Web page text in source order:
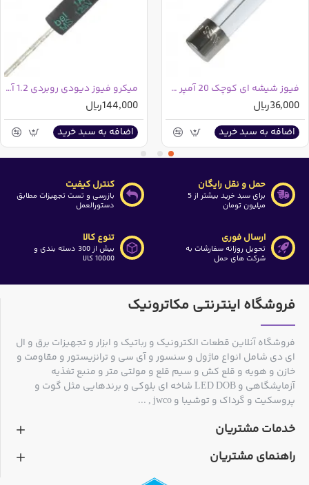
فیوز شیشه ای کوچک 20 آمپر 250V 20A
36,000ریال
اضافه به سبد خرید
میکرو فیوز دیودی روبردی 1.2 آمپر 125 ولت
144,000ریال
اضافه به سبد خرید
حمل و نقل رایگان
برای سبد خرید بیشتر از 5
میلیون تومان
کنترل کیفیت
بازرسی و تست تجهیزات مطابق
دستورالعمل
ارسال فوری
تحویل روزانه سفارشات به
شرکت های حمل
تنوع کالا
بیش از 300 دسته بندی و
10000 کالا
فروشگاه اینترنتی مکاترونیک
فروشگاه آنلاین قطعات الکترونیک و رباتیک و ابزار و تجهیزات برق و ال
ای دی شامل انواع ماژول و سنسور و آی سی و ترانزیستور و مقاومت و
خازن و هویه و قلع کش و سیم قلع و مولتی متر و منبع تغذیه
آزمایشگاهی و LED DOB شاخه ای بلوکی و برندهایی مثل گوت و
پروسکیت و گرداک و توشیبا و jwco , ...
خدمات مشتریان
راهنمای مشتریان